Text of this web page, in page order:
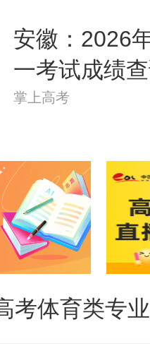
安徽：2026
一考试成绩
掌上高考